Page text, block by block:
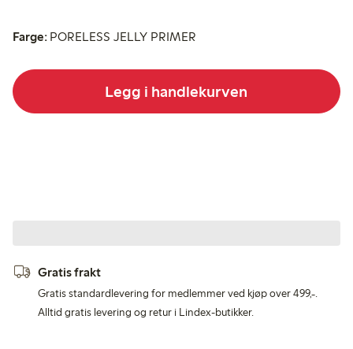
Farge: PORELESS JELLY PRIMER
Legg i handlekurven
Gratis frakt
Gratis standardlevering for medlemmer ved kjøp over 499,-.
Alltid gratis levering og retur i Lindex-butikker.